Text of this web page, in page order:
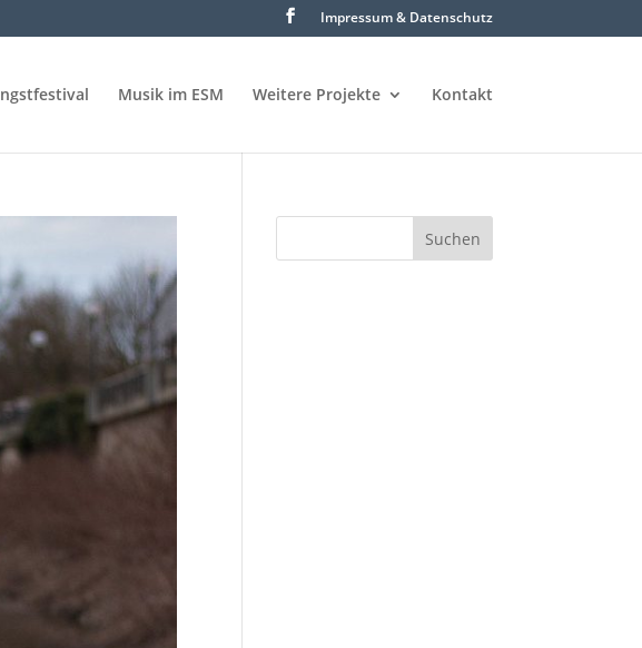
Impressum & Datenschutz
Musik im ESM Weitere Projekte Kontakt